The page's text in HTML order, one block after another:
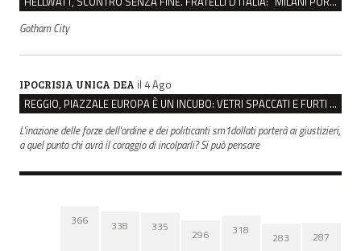
Gotham City
IPOCRISIA UNICA DEA il 4 Ago
REGGIO, PIAZZALE EUROPA È UN INCUBO: VETRI SPACCATI E FURTI SULLE AUTO IN SOSTA
L'inazione delle forze dell'ordine e dei politicanti sm1dollati porterà ai giustizieri,
a quel punto chi avrà il coraggio di incolparli? Si può pensare
366 338 335
296 318 283 287